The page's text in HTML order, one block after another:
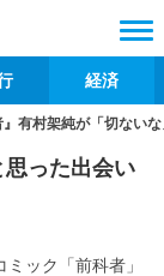
経済
』有村架純が「切ない
思った出会い
ック「前科者」